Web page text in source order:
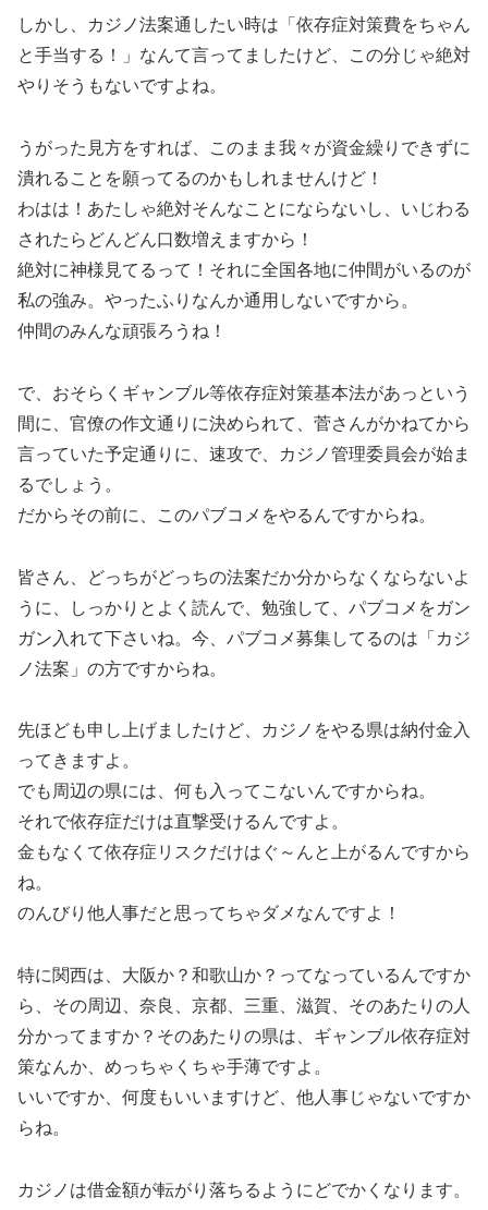
しかし、カジノ法案通したい時は「依存症対策費をちゃん
と手当する！」なんて言ってましたけど、この分じゃ絶対
やりそうもないですよね。
うがった見方をすれば、このまま我々が資金繰りできずに
潰れることを願ってるのかもしれませんけど！
わはは！あたしゃ絶対そんなことにならないし、いじわる
されたらどんどん口数増えますから！
絶対に神様見てるって！それに全国各地に仲間がいるのが
私の強み。やったふりなんか通用しないですから。
仲間のみんな頑張ろうね！
で、おそらくギャンブル等依存症対策基本法があっという
間に、官僚の作文通りに決められて、菅さんがかねてから
言っていた予定通りに、速攻で、カジノ管理委員会が始ま
るでしょう。
だからその前に、このパブコメをやるんですからね。
皆さん、どっちがどっちの法案だか分からなくならないよ
うに、しっかりとよく読んで、勉強して、パブコメをガン
ガン入れて下さいね。今、パブコメ募集してるのは「カジ
ノ法案」の方ですからね。
先ほども申し上げましたけど、カジノをやる県は納付金入
ってきますよ。
でも周辺の県には、何も入ってこないんですからね。
それで依存症だけは直撃受けるんですよ。
金もなくて依存症リスクだけはぐ～んと上がるんですから
ね。
のんびり他人事だと思ってちゃダメなんですよ！
特に関西は、大阪か？和歌山か？ってなっているんですか
ら、その周辺、奈良、京都、三重、滋賀、そのあたりの人
分かってますか？そのあたりの県は、ギャンブル依存症対
策なんか、めっちゃくちゃ手薄ですよ。
いいですか、何度もいいますけど、他人事じゃないですか
らね。
カジノは借金額が転がり落ちるようにどでかくなります。